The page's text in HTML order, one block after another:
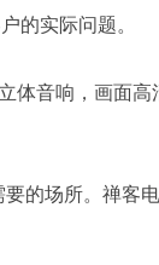
的实际问题。
体音响，画面
的场所。禅客